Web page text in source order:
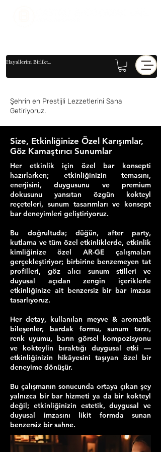
Şehrin en Prestijli Lezzetlerini Sana
Getiriyoruz.
Size, Etkinliğinize Özel Karışımlar,
Göz Kamaştırıcı Sunumlar
Her etkinlik için özel bar konsepti
hazırlarken; etkinliğinizin temasını,
enerjisini, duygusunu ve premium
dokusunu yansıtan özgün kokteyl
reçeteleri, sunum tasarımları ve konsept
bar deneyimleri geliştiriyoruz.
Bu doğrultuda; düğün, after party,
kutlama ve tüm özel etkinliklerde, etkinlik
kimliğinize özel AR-GE çalışmaları
gerçekleştiriyor; birbirine benzemeyen tat
profilleri, göz alıcı sunum stilleri ve
duyusal açıdan zengin içeriklerle
etkinliğinize ait benzersiz bir bar imzası
tasarlıyoruz.
Her detay, kullanılan meyve & aromatik
bileşenler, bardak formu, sunum tarzı,
renk uyumu, barın görsel kompozisyonu
ve kokteylin bıraktığı duygusal etki —
etkinliğinizin hikâyesini taşıyan özel bir
deneyime dönüşür.
Bu çalışmanın sonucunda ortaya çıkan şey
yalnızca bir bar hizmeti ya da bir kokteyl
değil; etkinliğinizin estetik, duygusal ve
duyusal imzasını likit formda sunan
benzersiz bir sahne.